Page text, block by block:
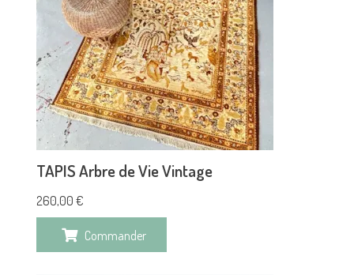
TAPIS Arbre de Vie Vintage
260,00 €
Commander